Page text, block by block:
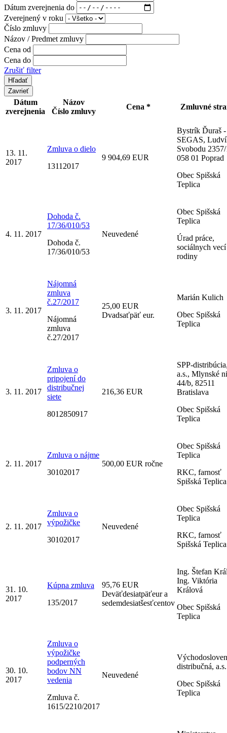
Dátum zverejnenia do
Zverejnený v roku
Číslo zmluvy
Názov / Predmet zmluvy
Cena od
Cena do
Zrušiť filter
Zavrieť
Dátum
zverejnenia
Názov
Číslo zmluvy
Cena * Zmluvné
13. 11.
2017
Zmluva o dielo
13112017
9 904,69 EUR
Bystrík Ďuraš -
SEGAS,
Svobodu
058 01 Poprad
Obec Spišská
Teplica
4. 11. 2017
Dohoda č.
17/36/010/53
Dohoda č.
17/36/010/53
Neuvedené
Obec Spišská
Teplica
Úrad práce,
sociálnych vecí
rodiny
3. 11. 2017
Nájomná
zmluva
č.27/2017
Nájomná
zmluva
č.27/2017
25,00 EUR
Dvadsaťpäť eur.
Marián Kulich
Obec Spišská
Teplica
3. 11. 2017
Zmluva o
pripojení do
distribučnej
siete
8012850917
216,36 EUR
SPP-
a.s., Mlynské
44/b, 82511
Bratislava
Obec Spišská
Teplica
2. 11. 2017
Zmluva o nájme
30102017
500,00 EUR ročne
Obec Spišská
Teplica
RKC, farnosť
Spišská Teplica
2. 11. 2017
Zmluva o
výpožičke
30102017
Neuvedené
Obec Spišská
Teplica
RKC, farnosť
Spišská Teplica
31. 10.
2017
Kúpna zmluva
135/2017
95,76 EUR
Deväťdesiatpäťeur a
sedemdesiatšesťcentov
Ing. Štefan
Ing. Viktória
Králová
Obec Spišská
Teplica
30. 10.
2017
Zmluva o
výpožičke
podperných
bodov NN
vedenia
Zmluva č.
1615/2210/2017
Neuvedené
distribučná, a.s.
Obec Spišská
Teplica